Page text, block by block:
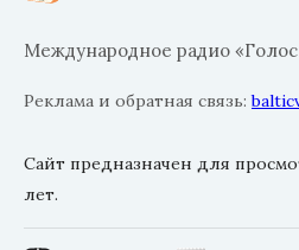
Международное радио
Реклама и обратная связь:
Сайт предназначен для
лет.